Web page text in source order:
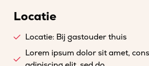
Locatie
Locatie: Bij gastouder thuis
Lorem ipsum dolor sit amet,